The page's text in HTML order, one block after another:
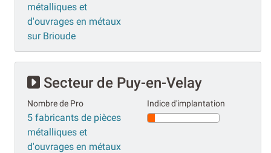
métalliques et
d'ouvrages en métaux
sur Brioude
Secteur de Puy-en-Velay
Nombre de Pro
5 fabricants de pièces
métalliques et
d'ouvrages en métaux
Indice d'implantation